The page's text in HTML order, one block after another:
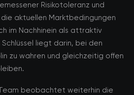
Risikotoleranz und
aktuellen Marktbedingungen
im Nachhinein als attraktiv
liegt darin, bei den
zu wahren und gleichzeitig offen
beobachtet weiterhin die